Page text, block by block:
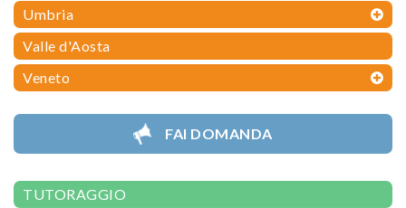
Umbria
Valle d'Aosta
Veneto
FAI DOMANDA
TUTORAGGIO